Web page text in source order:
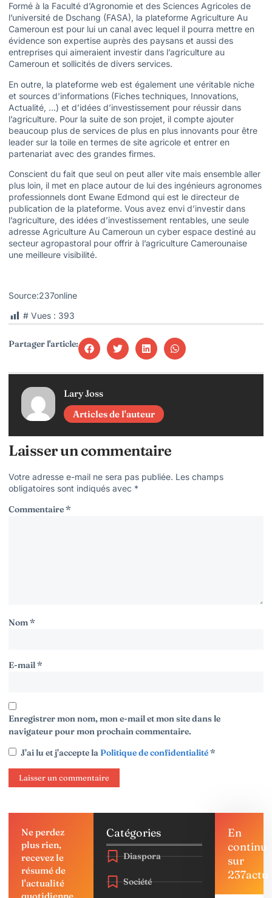
Formé à la Faculté d’Agronomie et des Sciences Agricoles de
l’université de Dschang (FASA), la plateforme Agriculture Au
Cameroun est pour lui un canal avec lequel il pourra mettre en
évidence son expertise auprès des paysans et aussi des
entreprises qui aimeraient investir dans l’agriculture au
Cameroun et sollicités de divers services.
En outre, la plateforme web est également une véritable niche
et sources d’informations (Fiches techniques, Innovations,
Actualité, …) et d’idées d’investissement pour réussir dans
l’agriculture. Pour la suite de son projet, il compte ajouter
beaucoup plus de services de plus en plus innovants pour être
leader sur la toile en termes de site agricole et entrer en
partenariat avec des grandes firmes.
Conscient du fait que seul on peut aller vite mais ensemble aller
plus loin, il met en place autour de lui des ingénieurs agronomes
professionnels dont Ewane Edmond qui est le directeur de
publication de la plateforme. Vous avez envi d’investir dans
l’agriculture, des idées d’investissement rentables, une seule
adresse Agriculture Au Cameroun un cyber espace destiné au
secteur agropastoral pour offrir à l’agriculture Camerounaise
une meilleure visibilité.
Source:237online
# Vues : 393
Partager l'article:
Lary Joss
Articles de l'auteur
Laisser un commentaire
Votre adresse e-mail ne sera pas publiée. Les champs
obligatoires sont indiqués avec *
Commentaire*
Nom*
E-mail*
Enregistrer mon nom, mon e-mail et mon site dans le
navigateur pour mon prochain commentaire.
J’ai lu et j’accepte laPolitique de confidentialité*
Ne perdez
plus rien,
recevez le
résumé de
l'actualité
Catégories
Diaspora
Société
En
continu
sur
237actu